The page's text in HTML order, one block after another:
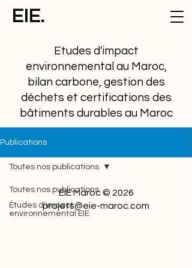
EIE.
Etudes d'impact
environnemental au Maroc,
bilan carbone, gestion des
déchets et certifications des
bâtiments durables au Maroc
Publications
Toutes nos publications
Études d'impact
environnemental EIE
Toutes nos publications
EIE Maroc © 2026
projets@eie-maroc.com